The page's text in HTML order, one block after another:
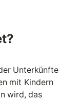
Unterkünfte
mit Kindern
wird, das